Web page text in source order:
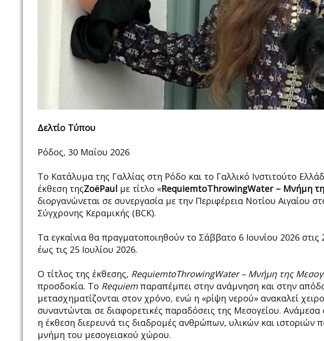
Δελτίο Τύπου
Ρόδος, 30 Μαΐου 2026
Το Κατάλυμα της Γαλλίας στη Ρόδο και το Γαλλικό Ινστιτούτο
έκθεση τηςZoëPaul με τίτλο «RequiemtoThrowingWater – Μνήμη
διοργανώνεται σε συνεργασία με την Περιφέρεια Νοτίου Αιγαίου
Σύγχρονης Κεραμικής (BCK).
Τα εγκαίνια θα πραγματοποιηθούν το Σάββατο 6 Ιουνίου 2026 στις
έως τις 25 Ιουλίου 2026.
Ο τίτλος της έκθεσης, RequiemtoThrowingWater – Μνήμη της
προσδοκία. Το Requiem παραπέμπει στην ανάμνηση και στην
μετασχηματίζονται στον χρόνο, ενώ η «ρίψη νερού» ανακαλεί
συναντώνται σε διαφορετικές παραδόσεις της Μεσογείου.
η έκθεση διερευνά τις διαδρομές ανθρώπων, υλικών και ιστοριών
μνήμη του μεσογειακού χώρου.